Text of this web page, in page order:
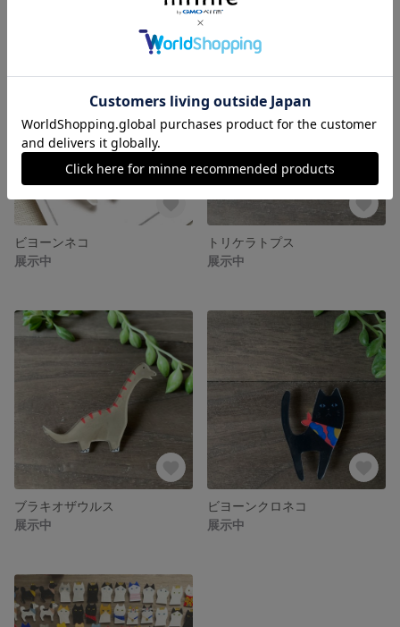
ビヨーンネコ
展示中
トリケラトプス
展示中
ブラキオザウルス
展示中
ビヨーンクロネコ
展示中